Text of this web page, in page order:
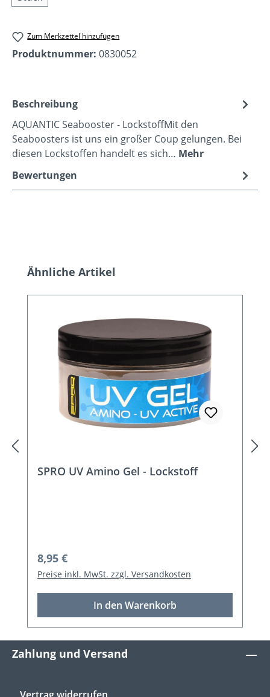
Zum Merkzettel hinzufügen
Produktnummer: 0830052
Beschreibung
AQUANTIC Seabooster - LockstoffMit den
Seaboosters ist uns ein großer Coup gelungen. Bei
diesen Lockstoffen handelt es sich… Mehr
Bewertungen
Produktgalerie überspringen
Ähnliche Artikel
SPRO UV Amino Gel - Lockstoff
Regulärer Preis:
8,95 €
Preise inkl. MwSt. zzgl. Versandkosten
In den Warenkorb
Zahlung und Versand